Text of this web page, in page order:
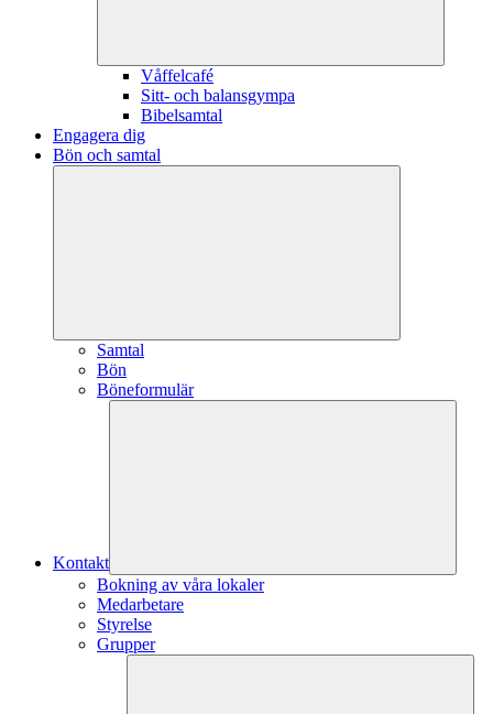
Våffelcafé
Sitt- och balansgympa
Bibelsamtal
Engagera dig
Bön och samtal
Samtal
Bön
Böneformulär
Kontakt
Bokning av våra lokaler
Medarbetare
Styrelse
Grupper